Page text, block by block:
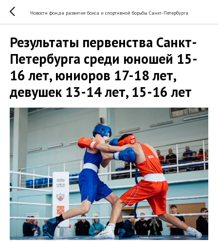
Новости фонда развития бокса и спортивной борьбы Санкт-Петербурга
Результаты первенства Санкт-
Петербурга среди юношей 15-
16 лет, юниоров 17-18 лет,
девушек 13-14 лет, 15-16 лет